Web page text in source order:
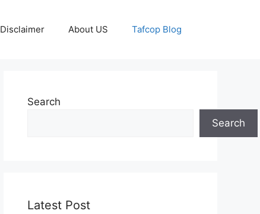
Disclaimer About US Tafcop Blog
Search
Search
Latest Post